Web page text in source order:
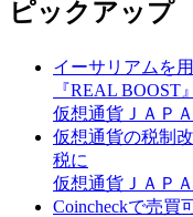
ピックアップ
イーサリアムを
『REAL BOOST
仮想通貨ＪＡＰ
仮想通貨の税制
税に
仮想通貨ＪＡＰ
Coincheckで売買